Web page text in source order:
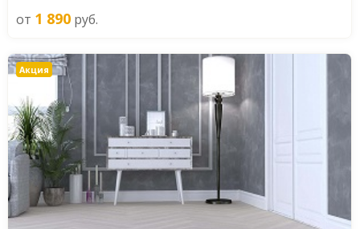
от 1 890 руб.
Акция